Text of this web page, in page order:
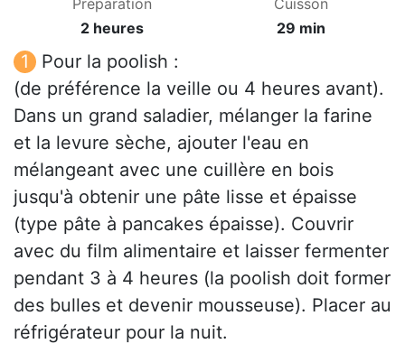
Préparation
2 heures
Cuisson
29 min
Pour la poolish :
(de préférence la veille ou 4 heures avant).
Dans un grand saladier, mélanger la farine
et la levure sèche, ajouter l'eau en
mélangeant avec une cuillère en bois
jusqu'à obtenir une pâte lisse et épaisse
(type pâte à pancakes épaisse). Couvrir
avec du film alimentaire et laisser fermenter
pendant 3 à 4 heures (la poolish doit former
des bulles et devenir mousseuse). Placer au
réfrigérateur pour la nuit.